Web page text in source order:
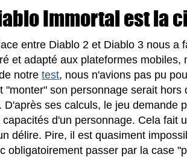
Immortal est la
entre Diablo 2 et Diablo 3 nous a
et adapté aux plateformes
notretest, nous n'avions pas pu
"monter" son personnage serait
. D'après ses calculs, le jeu demande
d'un personnage. Cela fait
délire. Pire, il est quasiment
obligatoirement passer par la case